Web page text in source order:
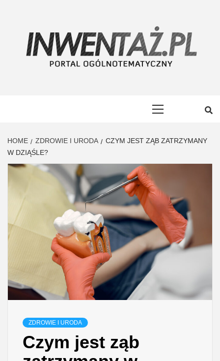
HOME ZDROWIE I URODA
CZYM JEST ZĄB ZATRZYMANY
W DZIĄŚLE?
ZDROWIE I URODA
Czym jest ząb